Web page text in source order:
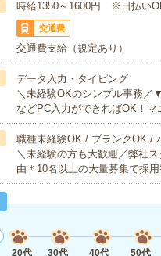
時給1350～1600円 ※日払い
交通費
交通費支給（規定あり）
データ入力・タイピング
＼未経験OKのシンプル事務
などPC入力ができればOK！
職種未経験OK / ブランクOK /
＼未経験の方も大歓迎／弊社
由＊10名以上の大量募集で採
20代
30代 40代 50代